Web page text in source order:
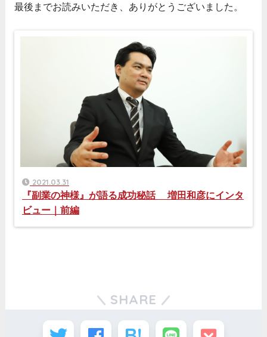
最後までお読みいただき、ありがとうございました。
2021.03.31
『副業の神様』が語る成功秘話 増田和彦にインタ
ビュー｜前編
SHARE